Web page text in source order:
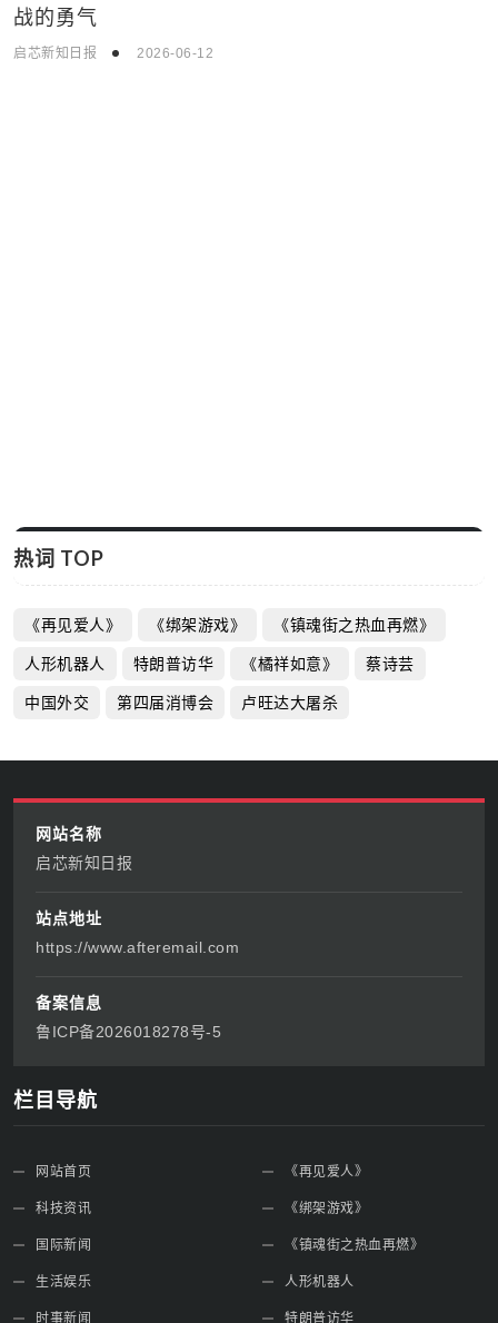
战的勇气
启芯新知日报 2026-06-12
热词 TOP
《再见爱人》 《绑架游戏》 《镇魂街之热血再燃》
人形机器人 特朗普访华 《橘祥如意》 蔡诗芸
中国外交 第四届消博会 卢旺达大屠杀
网站名称
启芯新知日报
站点地址
https://www.afteremail.com
备案信息
鲁ICP备2026018278号-5
栏目导航
网站首页
科技资讯
国际新闻
生活娱乐
时事新闻
《再见爱人》
《绑架游戏》
《镇魂街之热血再燃》
人形机器人
特朗普访华